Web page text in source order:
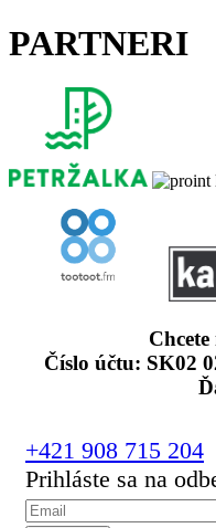
PARTNERI
Číslo účtu: SK02
+421 908 715 204
Prihláste sa na